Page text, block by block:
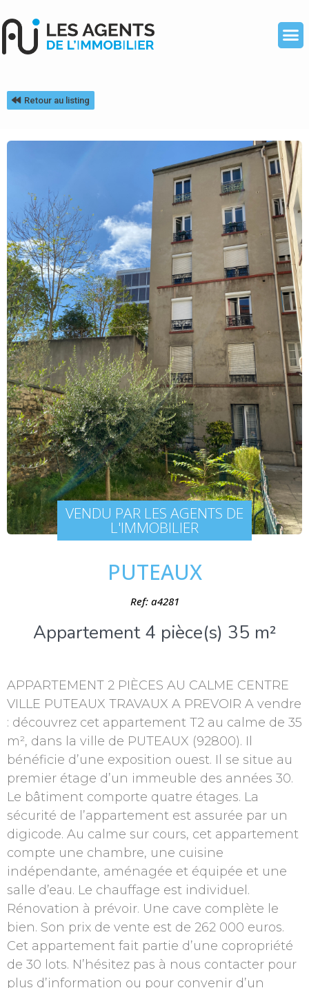
Retour au listing
VENDU PAR LES AGENTS DE
L'IMMOBILIER
PUTEAUX
Ref: a4281
Appartement 4 pièce(s) 35 m²
APPARTEMENT 2 PIÈCES AU CALME CENTRE
VILLE PUTEAUX TRAVAUX A PREVOIR A vendre
: découvrez cet appartement T2 au calme de 35
m², dans la ville de PUTEAUX (92800). Il
bénéficie d’une exposition ouest. Il se situe au
premier étage d’un immeuble des années 30.
Le bâtiment comporte quatre étages. La
sécurité de l’appartement est assurée par un
digicode. Au calme sur cours, cet appartement
compte une chambre, une cuisine
indépendante, aménagée et équipée et une
salle d’eau. Le chauffage est individuel.
Rénovation à prévoir. Une cave complète le
bien. Son prix de vente est de 262 000 euros.
Cet appartement fait partie d’une copropriété
de 30 lots. N’hésitez pas à nous contacter pour
plus d’information ou pour convenir d’un